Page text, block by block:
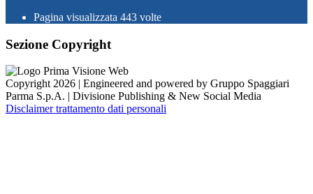
Pagina visualizzata 443 volte
Sezione Copyright
Copyright 2026 | Engineered and powered by Gruppo Spaggiari
Parma S.p.A. | Divisione Publishing & New Social Media
Disclaimer trattamento dati personali